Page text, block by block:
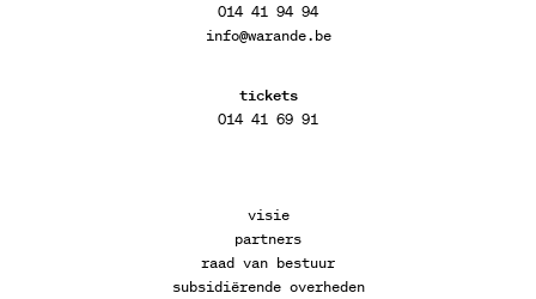
014 41 94 94
info@warande.be
tickets
014 41 69 91
visie
partners
raad van bestuur
subsidiërende overheden